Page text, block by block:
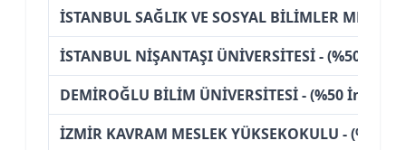
İSTANBUL SAĞLIK VE SOSYAL BİLİMLER
İSTANBUL NİŞANTAŞI ÜNİVERSİTESİ - (%50
DEMİROĞLU BİLİM ÜNİVERSİTESİ - (%50
İZMİR KAVRAM MESLEK YÜKSEKOKULU - (%50